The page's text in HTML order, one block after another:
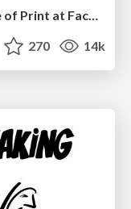
Imperfection Machines: The Place of Print at Facebook
270 14k